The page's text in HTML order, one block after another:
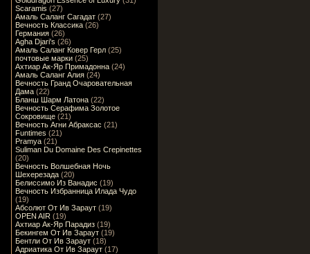
Scaramis (27)
Амаль Саланг Сагадат (27)
Вечность Классика (26)
Германия (26)
Agha Djari's (26)
Амаль Саланг Ковер Герл (25)
почтовые марки (25)
Ахтиар Ак-Яр Примадонна (24)
Амаль Саланг Алия (24)
Вечность Гранд Очаровательная
Дама (22)
Бланш Шарм Латона (22)
Вечность Серафима Золотое
Сокровище (21)
Вечность Агни Абраксас (21)
Funtimes (21)
Pramya (21)
Suliman Du Domaine Des Crepinettes
(20)
Вечность Волшебная Ночь
Шехерезада (20)
Белиссимо Из Ванадис (19)
Вечность Избранница Илада Чудо
(19)
Абсолют От Ив Зараут (19)
OPEN AIR (19)
Ахтиар Ак-Яр Парадиз (19)
Бекингем От Ив Зараут (19)
Бентли От Ив Зараут (18)
Адриатика От Ив Зараут (17)